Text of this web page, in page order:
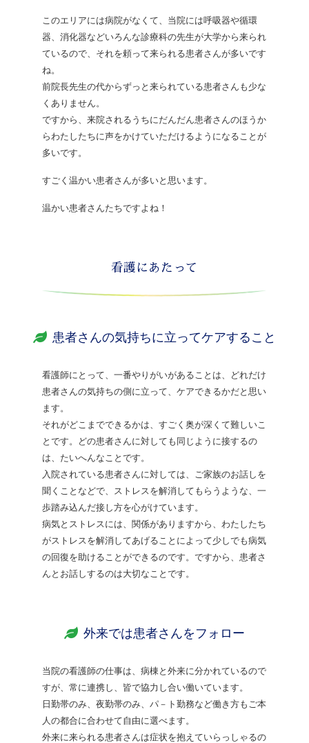
このエリアには病院がなくて、当院には呼吸器や循環
器、消化器などいろんな診療科の先生が大学から来られ
ているので、それを頼って来られる患者さんが多いです
ね。
前院長先生の代からずっと来られている患者さんも少な
くありません。
ですから、来院されるうちにだんだん患者さんのほうか
らわたしたちに声をかけていただけるようになることが
多いです。
すごく温かい患者さんが多いと思います。
温かい患者さんたちですよね！
看護にあたって
患者さんの気持ちに立ってケアすること
看護師にとって、一番やりがいがあることは、どれだけ
患者さんの気持ちの側に立って、ケアできるかだと思い
ます。
それがどこまでできるかは、すごく奥が深くて難しいこ
とです。どの患者さんに対しても同じように接するの
は、たいへんなことです。
入院されている患者さんに対しては、ご家族のお話しを
聞くことなどで、ストレスを解消してもらうような、一
歩踏み込んだ接し方を心がけています。
病気とストレスには、関係がありますから、わたしたち
がストレスを解消してあげることによって少しでも病気
の回復を助けることができるのです。ですから、患者さ
んとお話しするのは大切なことです。
外来では患者さんをフォロー
当院の看護師の仕事は、病棟と外来に分かれているので
すが、常に連携し、皆で協力し合い働いています。
日勤帯のみ、夜勤帯のみ、パ－ト勤務など働き方もご本
人の都合に合わせて自由に選べます。
外来に来られる患者さんは症状を抱えていらっしゃるの